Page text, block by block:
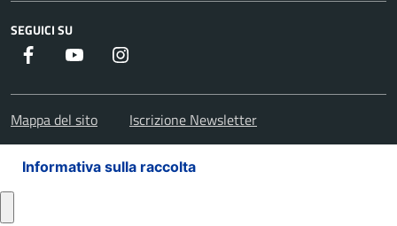
SEGUICI SU
Facebook Youtube
Mappa del sito Iscrizione Newsletter
Informativa sulla raccolta